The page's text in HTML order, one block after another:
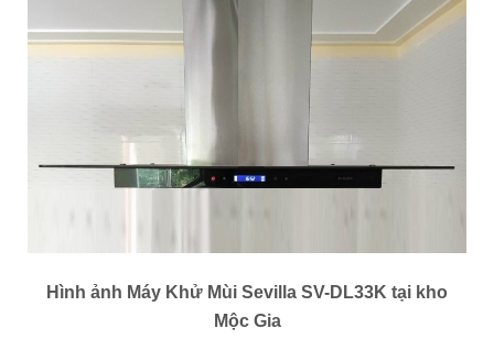
Hình ảnh Máy Khử Mùi Sevilla SV-DL33K tại kho
Mộc Gia